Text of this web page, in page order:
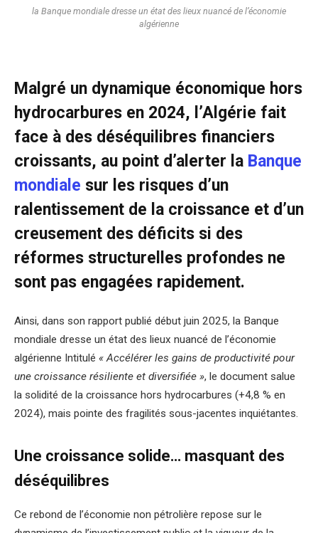
la Banque mondiale dresse un état des lieux nuancé de l’économie
algérienne
Malgré un dynamique économique hors
hydrocarbures en 2024, l’Algérie fait
face à des déséquilibres financiers
croissants, au point d’alerter la Banque
mondiale sur les risques d’un
ralentissement de la croissance et d’un
creusement des déficits si des
réformes structurelles profondes ne
sont pas engagées rapidement.
Ainsi, dans son rapport publié début juin 2025, la Banque
mondiale dresse un état des lieux nuancé de l’économie
algérienne Intitulé « Accélérer les gains de productivité pour
une croissance résiliente et diversifiée », le document salue
la solidité de la croissance hors hydrocarbures (+4,8 % en
2024), mais pointe des fragilités sous-jacentes inquiétantes.
Une croissance solide… masquant des
déséquilibres
Ce rebond de l’économie non pétrolière repose sur le